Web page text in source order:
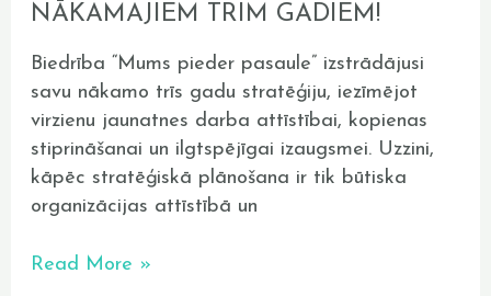
NĀKAMAJIEM TRIM GADIEM!
Biedrība “Mums pieder pasaule” izstrādājusi
savu nākamo trīs gadu stratēģiju, iezīmējot
virzienu jaunatnes darba attīstībai, kopienas
stiprināšanai un ilgtspējīgai izaugsmei. Uzzini,
kāpēc stratēģiskā plānošana ir tik būtiska
organizācijas attīstībā un
Read More »